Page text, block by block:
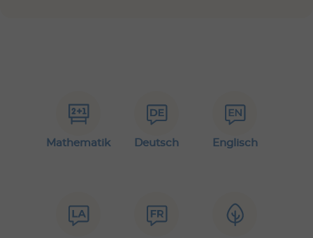
Mathematik Deutsch Englisch